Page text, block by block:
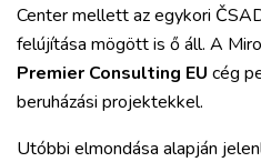
Center mellett az egykori
felújítása mögött is ő áll. A
Premier Consulting EU cég
beruházási projektekkel.
Utóbbi elmondása alapján